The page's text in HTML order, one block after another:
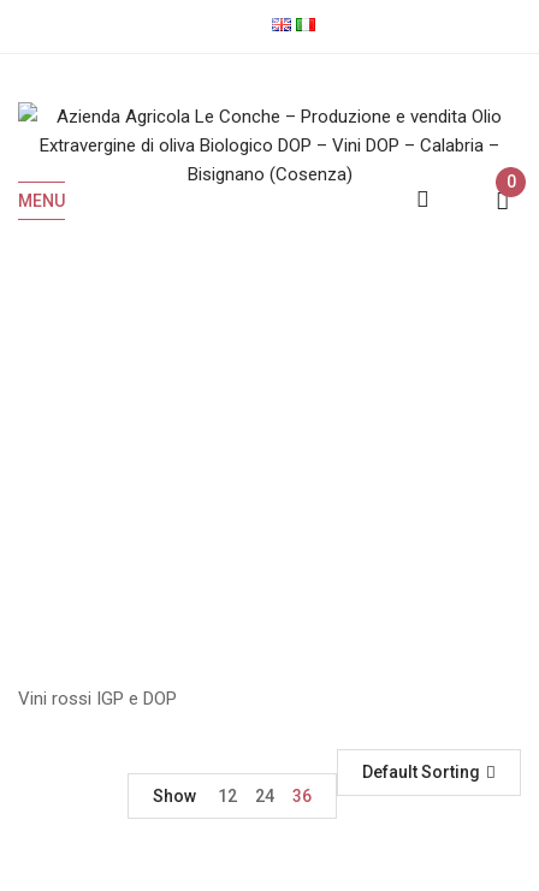
MENU
0
Vini rossi IGP e DOP
Default Sorting
Show
12 24 36